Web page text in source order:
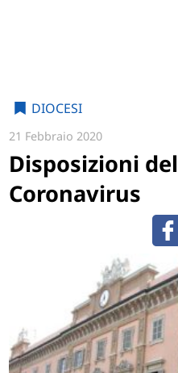
DIOCESI
21 Febbraio 2020
Disposizioni
Coronavirus